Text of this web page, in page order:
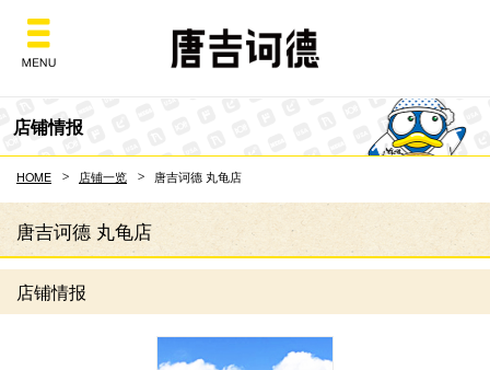
店铺情报
HOME 店铺一览 唐吉诃德 丸龟店
唐吉诃德 丸龟店
店铺情报